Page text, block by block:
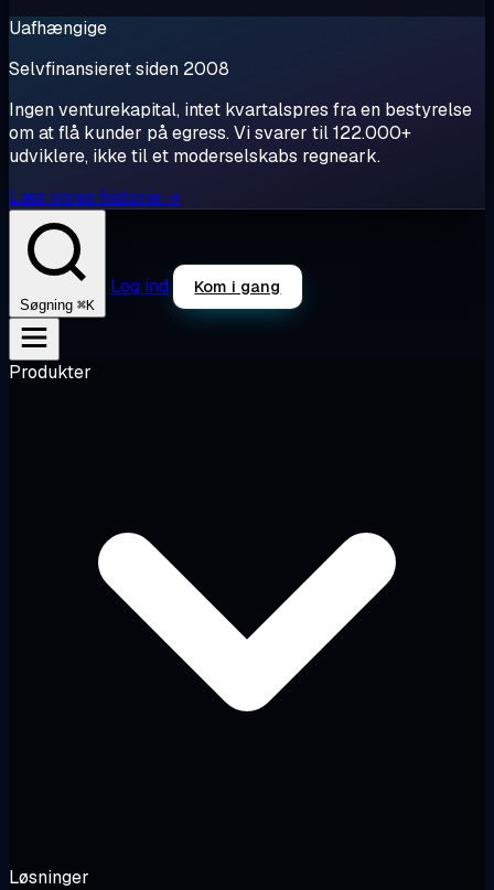
Uafhængige
Selvfinansieret siden 2008
Ingen venturekapital, intet kvartalspres fra en bestyrelse
om at flå kunder på egress. Vi svarer til 122.000+
udviklere, ikke til et moderselskabs regneark.
Læs vores historie →
Søgning ⌘K
Log ind Kom i gang
Produkter
Løsninger